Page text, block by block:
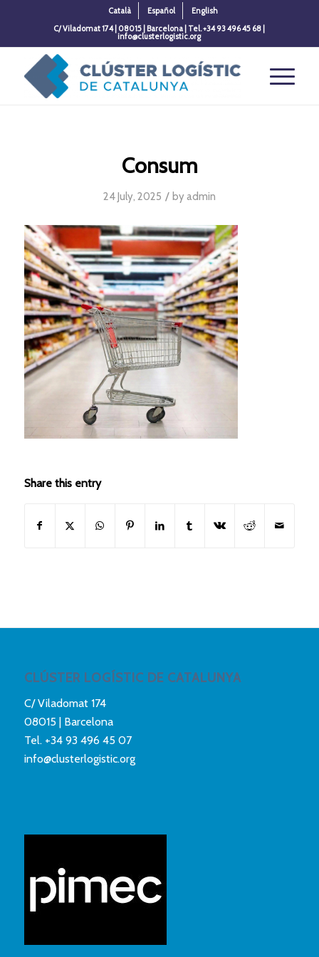
Català Español
English
C/ Viladomat 174 | 08015 | Barcelona | Tel. +34 93 496 45 68 |
info@clusterlogistic.org
Consum
24 July, 2025 / by admin
Share this entry
CLÚSTER LOGÍSTIC DE CATALUNYA
C/ Viladomat 174
08015 | Barcelona
Tel. +34 93 496 45 07
info@clusterlogistic.org